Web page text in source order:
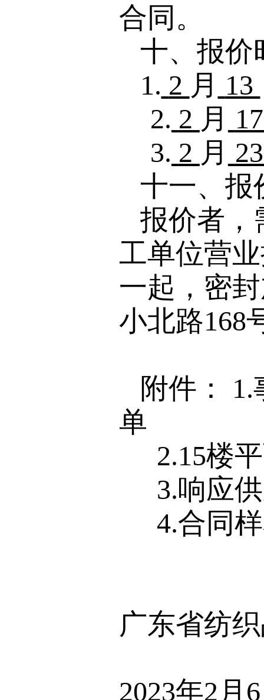
合同。
十、报价
1. 2 月 13
2. 2 月
3. 2 月
十一、报
报价者，
工单位营
一起，密
小北路168
附件：
单
2.15楼
3.响应
4.合同
广东省纺
2023年2月